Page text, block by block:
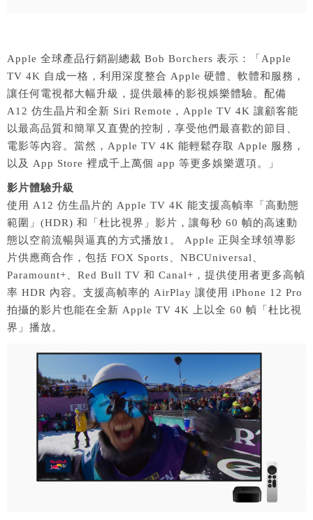
Apple 全球產品行銷副總裁 Bob Borchers 表示：「Apple
TV 4K 自成一格，利用深度整合 Apple 硬體、軟體和服務，
讓任何電視都大幅升級，提供最棒的影視娛樂體驗。配備
A12 仿生晶片和全新 Siri Remote，Apple TV 4K 讓顧客能
以最高品質和簡單又直覺的控制，享受他們最喜歡的節目、
電影等內容。當然，Apple TV 4K 能輕鬆存取 Apple 服務，
以及 App Store 裡成千上萬個 app 等更多娛樂選項。」
影片體驗升級
使用 A12 仿生晶片的 Apple TV 4K 能支援高幀率「高動態
範圍」(HDR) 和「杜比視界」影片，讓每秒 60 幀的高速動
態以空前流暢與逼真的方式播放1。 Apple 正與全球領導影
片供應商合作，包括 FOX Sports、NBCUniversal、
Paramount+、Red Bull TV 和 Canal+，提供使用者更多高幀
率 HDR 內容。支援高幀率的 AirPlay 讓使用 iPhone 12 Pro
拍攝的影片也能在全新 Apple TV 4K 上以全 60 幀「杜比視
界」播放。